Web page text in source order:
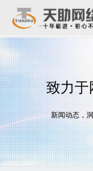
致力于
新闻动态，